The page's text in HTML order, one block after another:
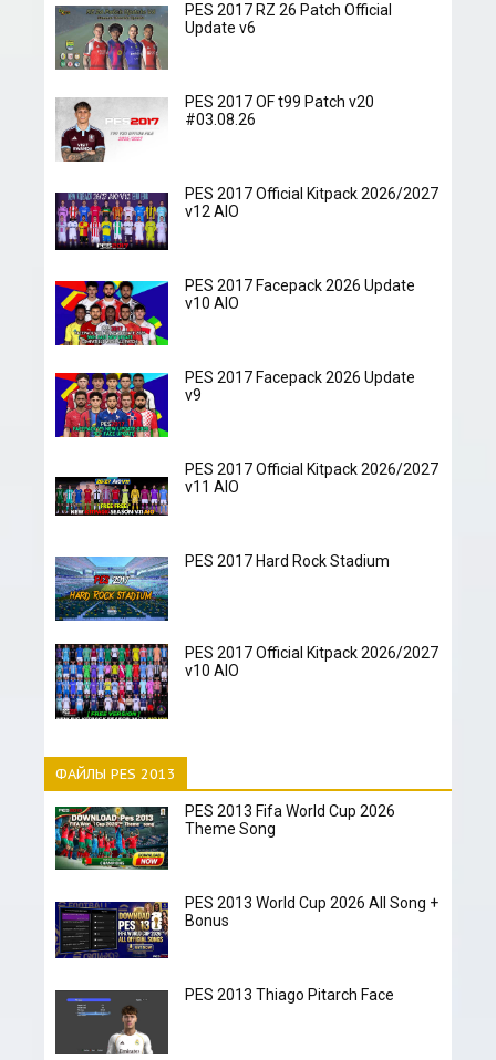
PES 2017 RZ 26 Patch Official
Update v6
PES 2017 OF t99 Patch v20
#03.08.26
PES 2017 Official Kitpack 2026/2027
v12 AIO
PES 2017 Facepack 2026 Update
v10 AIO
PES 2017 Facepack 2026 Update
v9
PES 2017 Official Kitpack 2026/2027
v11 AIO
PES 2017 Hard Rock Stadium
PES 2017 Official Kitpack 2026/2027
v10 AIO
ФАЙЛЫ PES 2013
PES 2013 Fifa World Cup 2026
Theme Song
PES 2013 World Cup 2026 All Song +
Bonus
PES 2013 Thiago Pitarch Face